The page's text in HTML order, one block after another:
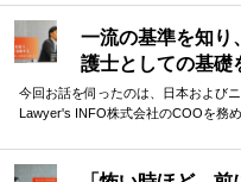
た、キャリア選択についてのお考え
イスもお伺いしました。 現在進路選
がつまった内容となっています。
一流の基準を知
護士としての基礎
今回お話を伺ったのは、日本および
Lawyer's INFO株式会社のCOOを務
だきました。 ファーストキャリアで
らなる成長を求めての決断。 華やか